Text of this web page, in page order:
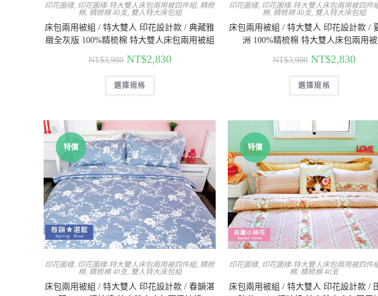
印花圖樣, 印花圖樣-特大雙人床包兩用被四件組, 精梳
棉, 精梳棉 40支, 雙人特大床包組
床包兩用被組 / 特大雙人 印花設計款 / 典藏雅
緻全灰版 100%精梳棉 特大雙人床包兩用被組
NT$3,980 NT$2,830
選擇規格
印花圖樣, 印花圖樣-特大雙人床包兩用被四件
棉, 精梳棉 40支, 雙人特大床包組
床包兩用被組 / 特大雙人 印花設計款 /
洲 100%精梳棉 特大雙人床包兩用被
NT$3,980 NT$2,830
選擇規格
特價
印花圖樣, 印花圖樣-特大雙人床包兩用被四件組, 精梳
棉, 精梳棉 40支, 雙人特大床包組
床包兩用被組 / 特大雙人 印花設計款 / 春韻湛
特價
印花圖樣, 印花圖樣-特大雙人床包兩用被四件
棉, 精梳棉 40支
床包兩用被組 / 特大雙人 印花設計款 /